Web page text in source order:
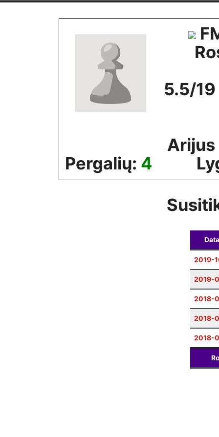
5.5/
Pergalių: 4
Data
2019-
2019-
2018-
2018-
2018-